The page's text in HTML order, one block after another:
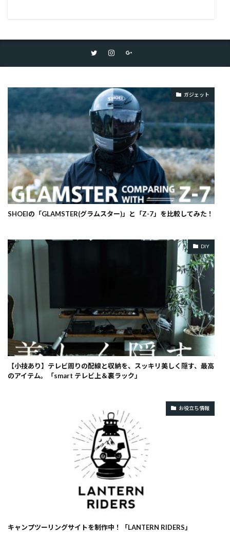
ガジェット
SHOEIの「GLAMSTER(グラムスター)」と「Z-7」を比較してみた！
DIY
【小技あり】テレビ周りの配線と収納を、スッキリ美しく隠す、最高
のアイテム。「smart テレビ上＆裏ラック」
お役立ち情報
キャンプツーリングサイトを制作中！「LANTERN RIDERS」